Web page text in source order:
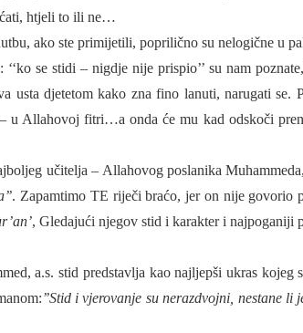
htjeli to ili ne…
ako ste primijetili, poprilično su nelogične u
se stidi – nigdje nije prispio’’ su nam
usta djetetom kako zna fino lanuti, narugati se.
u Allahovoj fitri…a onda će mu kad odskoči
učitelja – Allahovog poslanika
. Zapamtimo TE riječi braćo, jer on nije govorio
, Gledajući njegov stid i karakter i najpoganiji
a.s. stid predstavlja kao najljepši ukras
’’Stid i vjerovanje su nerazdvojni, nestane li